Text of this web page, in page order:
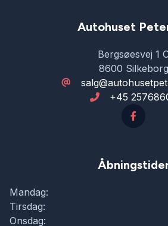
Autohuset
Bergsøesvej 1
8600 Silkeborg
+45
Mandag:
Tirsdag:
Onsdag: